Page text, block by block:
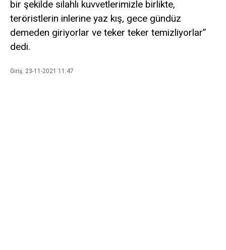
bir şekilde silahlı kuvvetlerimizle birlikte,
teröristlerin inlerine yaz kış, gece gündüz
demeden giriyorlar ve teker teker temizliyorlar”
dedi.
Giriş: 23-11-2021 11:47